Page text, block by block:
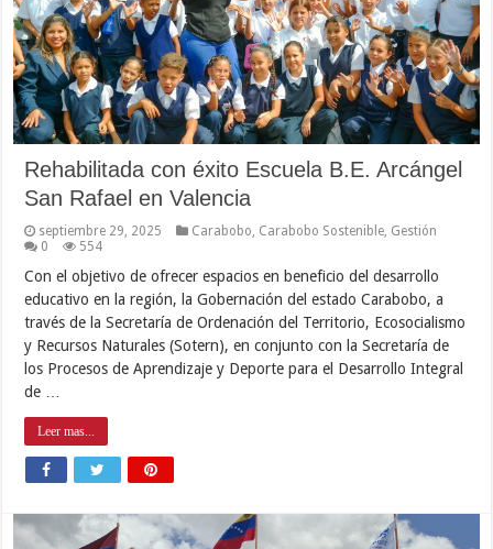
Rehabilitada con éxito Escuela B.E. Arcángel
San Rafael en Valencia
septiembre 29, 2025 Carabobo, Carabobo Sostenible, Gestión
0
554
Con el objetivo de ofrecer espacios en beneficio del desarrollo
educativo en la región, la Gobernación del estado Carabobo, a
través de la Secretaría de Ordenación del Territorio, Ecosocialismo
y Recursos Naturales (Sotern), en conjunto con la Secretaría de
los Procesos de Aprendizaje y Deporte para el Desarrollo Integral
de …
Leer mas...